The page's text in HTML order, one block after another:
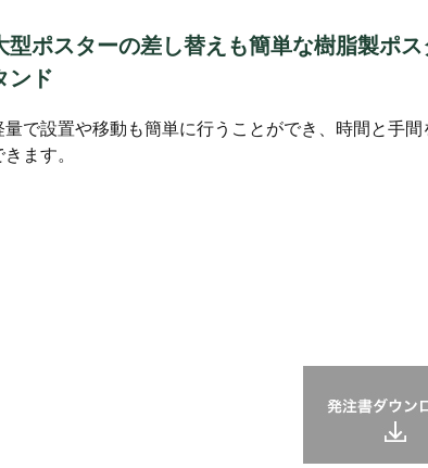
型ポスターの差し替えも簡単な樹脂製ポス
ンド
量で設置や移動も簡単に行うことができ、時間と手間
きます。